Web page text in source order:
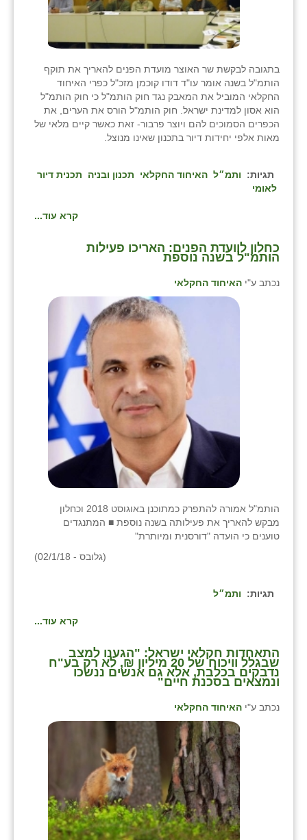
בתגובה לבקשת שר האוצר מועדת הפנים להאריך את תוקף
הותמ"ל בשנה אומר עו"ד דודו קוכמן מזכ"ל כפרי האיחוד
החקלאי המוביל את המאבק נגד חוק הותמ"ל כי חוק הותמ"ל
הוא אסון למדינת ישראל. חוק הותמ"ל הורס את הערים, את
הכפרים הסמוכים להם ויוצר פרבור- זאת כאשר קיים מלאי של
מאות אלפי יחידות דיור בתכנון שאינו מנוצל.
תגיות: ותמ״ל האיחוד החקלאי תכנון ובניה
תכנית דיור
לאומי
קרא עוד...
כחלון לוועדת הפנים: האריכו פעילות
הותמ"ל בשנה נוספת
נכתב ע"י האיחוד החקלאי
הותמ"ל אמורה להתפרק כמתוכנן באוגוסט 2018 וכחלון
מבקש להאריך את פעילותה בשנה נוספת ■ המתנגדים
טוענים כי הועדה "דורסנית ומיותרת"
(גלובס - 02/1/18)
תגיות: ותמ״ל
קרא עוד...
התאחדות חקלאי ישראל: "הגענו למצב
שבגלל וויכוח של 20 מיליון ₪, לא רק בע"ח
נדבקים בכלבת, אלא גם אנשים ננשכו
ונמצאים בסכנת חיים"
נכתב ע"י האיחוד החקלאי